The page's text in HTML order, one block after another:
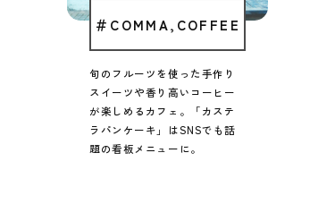
＃COMMA,COFFEE
旬のフルーツを使った手作り
スイーツや香り高いコーヒー
が楽しめるカフェ。
「カステ
ラパンケーキ」はSNSでも話
題の看板メニューに。